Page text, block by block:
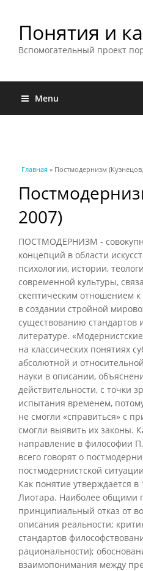
Понятия и
Вспомогательный проект
Menu
Вы здесь
Главная » Постмодернизм
2007)
ПОСТМОДЕРНИЗМ -
концепций в области
психологии, истории,
современной культуры,
скептическим отношением
в создании стройной
существованию стандартов
литературе.
на классических понятиях
абсолютной и
науки в описании,
действительности, с точки
испытания временем,
не смогли «справиться» с
смогли выявить их законы.
направление в философии
всего говорят о
постмодернистской
Как понятие утверждается в
Лиотара. Наиболее общими
принципиальный отказ от
описания реальности;
стандартов
рациональности);
взаимопонимания между